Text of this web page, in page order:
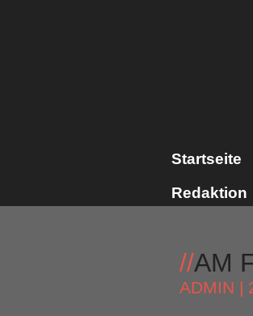
Startseite
Redaktion
//AM
ADMIN |